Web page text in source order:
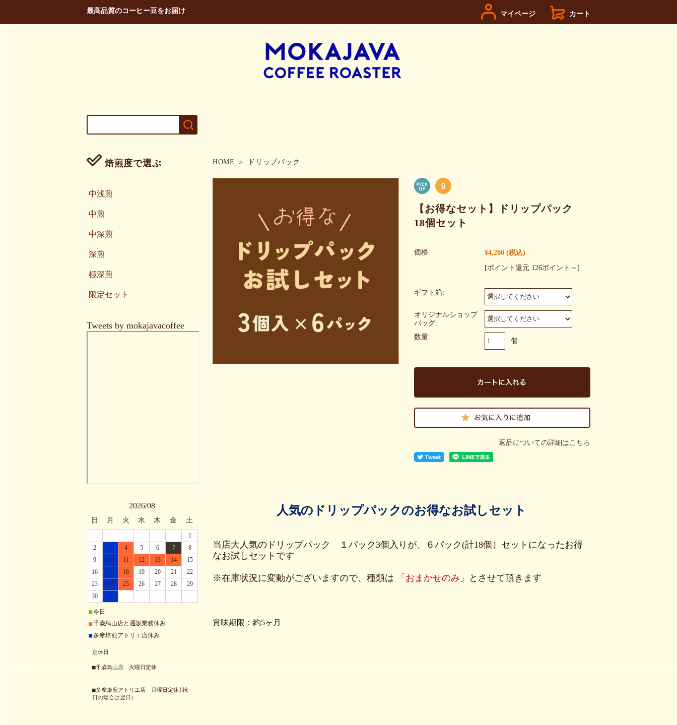
最高品質のコーヒー豆をお届け マイページ カート
HOME ドリップパック
【お得なセット】ドリップパック
18個セット
価格: ¥4,200 (税込)
[ポイント還元 126ポイント～]
ギフト箱:
オリジナルショップ
バッグ:
数量:
個
返品についての詳細はこちら
人気のドリップパックのお得なお試しセット
当店大人気のドリップパック １パック3個入りが、６パック(計18個）セットになったお得
なお試しセットです
※在庫状況に変動がございますので、種類は 「おまかせのみ」 とさせて頂きます
賞味期限：約5ヶ月
焙煎度で選ぶ
中浅煎
中煎
中深煎
深煎
極深煎
限定セット
Tweets by mokajavacoffee
2026/08
日 月 火 水 木 金 土
1
2
3 4 5 6 7
8
9
10 11 12 13 14
15
16
17 18 19 20 21
22
23
24 25 26 27 28
29
30
31
■今日
■千歳烏山店と通販業務休み
■多摩焙煎アトリエ店休み
定休日
■千歳烏山店 火曜日定休
■多摩焙煎アトリエ店 月曜日定休(祝
日の場合は翌日）